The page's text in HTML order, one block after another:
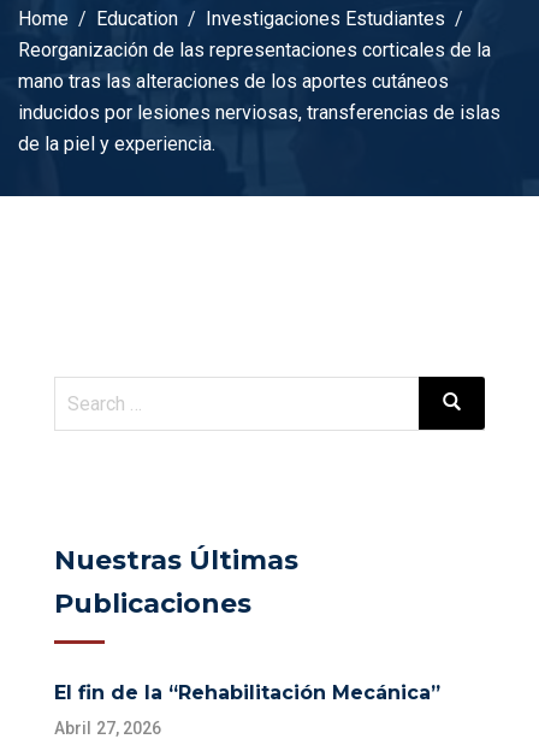
Home Education
Investigaciones Estudiantes
Reorganización de las representaciones corticales de la
mano tras las alteraciones de los aportes cutáneos
inducidos por lesiones nerviosas, transferencias de islas
de la piel y experiencia.
Nuestras Últimas
Publicaciones
El fin de la “Rehabilitación Mecánica”
Abril 27, 2026